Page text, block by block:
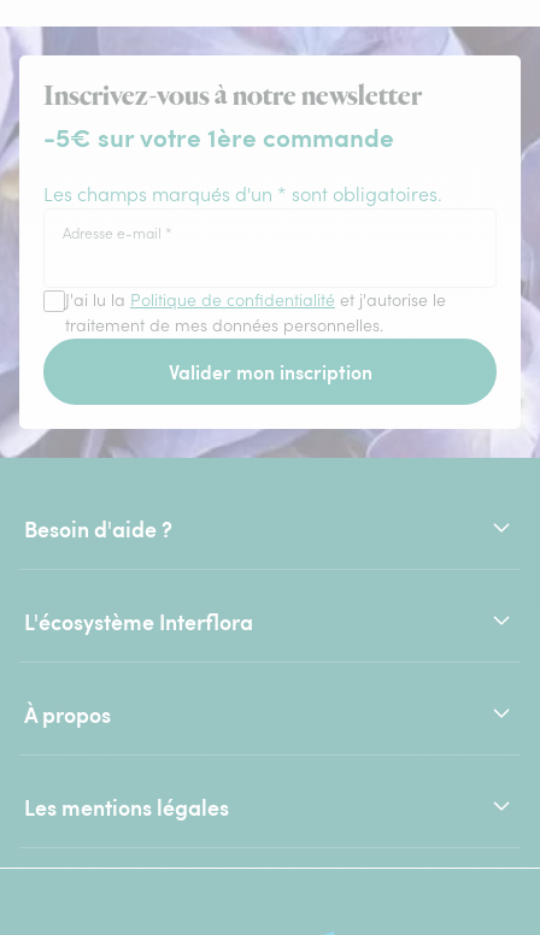
Inscrivez-vous à notre newsletter
-5€ sur votre 1ère commande
Les champs marqués d'un * sont obligatoires.
Adresse e-mail *
J'ai lu la Politique de confidentialité et j'autorise le
traitement de mes données personnelles.
Valider mon inscription
Besoin d'aide ?
L'écosystème Interflora
À propos
Les mentions légales